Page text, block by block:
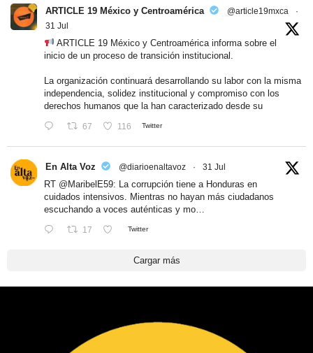
ARTICLE 19 México y Centroamérica @article19mxca
·
31 Jul
ARTICLE 19 México y Centroamérica informa sobre el
inicio de un proceso de transición institucional.
La organización continuará desarrollando su labor con la misma
independencia, solidez institucional y compromiso con los
derechos humanos que la han caracterizado desde su
67 116 Twitter
En Alta Voz @diarioenaltavoz · 31 Jul
RT @MaribelE59: La corrupción tiene a Honduras en
cuidados intensivos. Mientras no hayan más ciudadanos
escuchando a voces auténticas y mo…
17 Twitter
Cargar más